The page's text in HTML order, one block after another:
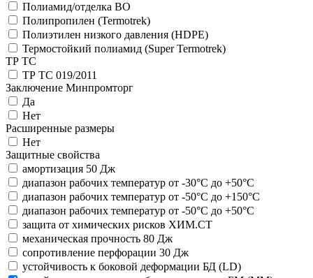
Полиамид/отделка ВО
Полипропилен (Termotrek)
Полиэтилен низкого давления (HDPE)
Термостойкий полиамид (Super Termotrek)
ТР ТС
ТР ТС 019/2011
Заключение Минпромторг
Да
Нет
Расширенные размеры
Нет
Защитные свойства
амортизация 50 Дж
диапазон рабочих температур от -30°С до +50°С
диапазон рабочих температур от -50°С до +150°С
диапазон рабочих температур от -50°С до +50°С
защита от химических рисков ХИМ.СТ
механическая прочность 80 Дж
сопротивление перфорации 30 Дж
устойчивость к боковой деформации БД (LD)